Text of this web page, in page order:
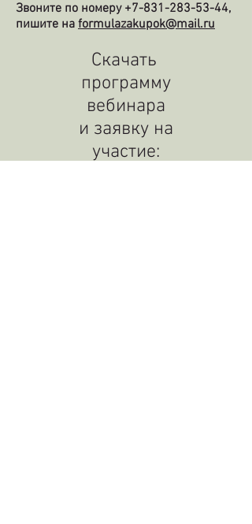
Звоните по номеру +7-831-283-53-44,
пишите на formulazakupok@mail.ru
Скачать
программу
вебинара
и заявку на
участие: